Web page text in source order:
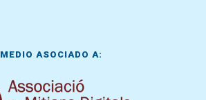
MEDIO ASOCIADO A: